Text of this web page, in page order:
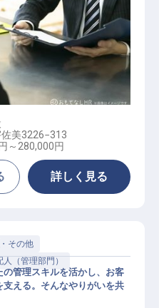
美3226−313
～ 280,000円
詳しく見る
その他
（管理部門）
の管理スキルを活かし、お客
支える。そんなやりがいを共